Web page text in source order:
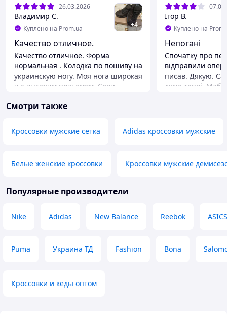
26.03.2026
Владимир С.
Куплено на Prom.ua +4
Качество отличное.
Качество отличное. Форма
нормальная . Колодка по пошиву на
украинскую ногу. Моя нога широкая
и с высоким подьемом. Сели
по комнате дискомфорта не
для повседневного использования.
И опять же просят ортопедическую
Преимущества
Ну нога не потеет . Климат для ноги
сейчас ранним утром 4 тепла а
Недостатки
довольно таки коротким. И
ганню натирания. В моем случае
Ігор В.
Куплено на
Непогані
Спочатку про
відправили
писав. Дякую.
дуже теплі.
Але то мабуть
реалі трохи
слизько, навіть
Дуже теплі
Смотри также
Кроссовки мужские сетка Adidas кроссовки мужские
Белые женские кроссовки Кроссовки мужские
Популярные производители
Nike Adidas New Balance Reebok ASICS
Puma Украина ТД Fashion Bona
Кроссовки и кеды оптом